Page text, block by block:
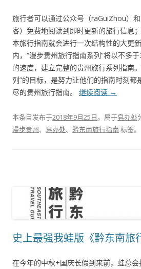
旅行者可以通过公众号（raGuiZhou）
客）免费地阅读到即时更新的旅行信息
本旅行指南就会进行一次结构性的大更
内，“漫步贵州旅行指南系列”将以不多
的速度，建立完整的贵州旅行系列指南
列”的目标，是努力让他们的指南时刻都
尽的贵州旅行指南。 继续阅读 →
本条目发布于2018年9月25日。属于皂办处
漫步贵州、 皂办处、 黔东南旅行指南标签。
史上最强我蛙版《黔东南旅
在今年的中秋+国庆长假到来前，蛙总